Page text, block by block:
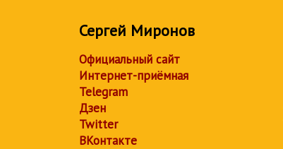
Сергей Миронов
Официальный сайт
Интернет-приёмная
Telegram
Дзен
Twitter
ВКонтакте